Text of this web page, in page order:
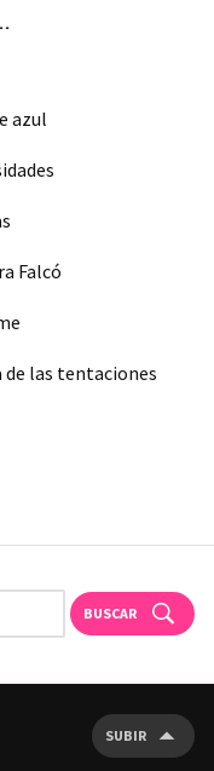
azul
Falcó
de las tentaciones
BUSCAR
SUBIR